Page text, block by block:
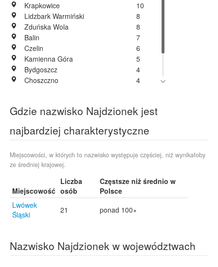
Krapkowice
10
Lidzbark Warmiński
8
Zduńska Wola
8
Balin
7
Czelin
6
Kamienna Góra
5
Bydgoszcz
4
Choszczno
4
Warszawa
3
Gdzie nazwisko Najdzionek jest
najbardziej charakterystyczne
Miejscowości, w których to nazwisko występuje częściej, niż wynikałoby
ze średniej krajowej.
Miejscowość
Liczba
osób
Częstsze niż średnio w
Polsce
Lwówek
Śląski
21 ponad 100×
Nazwisko Najdzionek w województwach